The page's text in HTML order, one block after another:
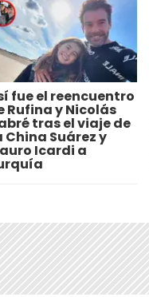
fue el reencuentro
Rufina y Nicolás
tras el viaje de
China Suárez y
Icardi a